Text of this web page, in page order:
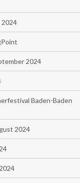
2024
2024
Baden-Baden
2024